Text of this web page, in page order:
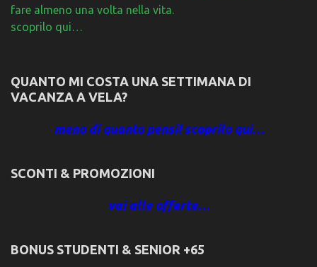
fare almeno una volta nella vita.
scoprilo qui…
QUANTO MI COSTA UNA SETTIMANA DI
VACANZA A VELA?
meno di quanto pensi! scoprilo qui…
SCONTI & PROMOZIONI
vai alle offerte…
BONUS STUDENTI & SENIOR +65